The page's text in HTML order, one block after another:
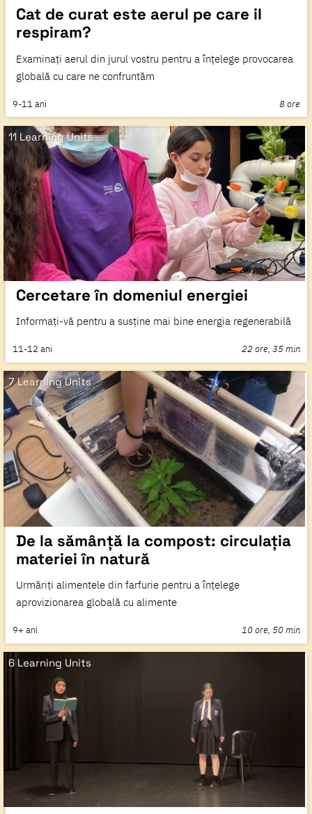
Cat de curat este aerul pe care il
respiram?
Examinați aerul din jurul vostru pentru a înțelege provocarea
globală cu care ne confruntăm
9-11ani 8 ore
11 Learning Units
Cercetare în domeniul energiei
Informați-vă pentru a susține mai bine energia regenerabilă
11-12 ani 22 ore, 35 min
7 Learning Units
De la sămânță la compost: circulația
materiei în natură
Urmăriți alimentele din farfurie pentru a înțelege
aprovizionarea globală cu alimente
9+ ani 10 ore, 50 min
6 Learning Units